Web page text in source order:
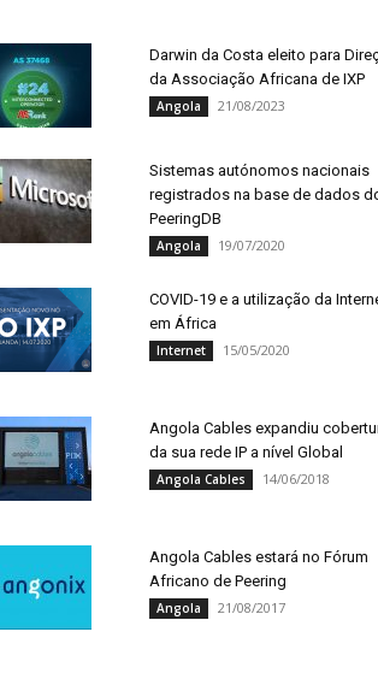
Darwin da Costa eleito para
da Associação Africana de IXP
Angola 21/08/2023
Sistemas autónomos nacionais
registrados na base de dados
PeeringDB
Angola 19/07/2020
COVID-19 e a utilização da
em África
Internet 15/05/2020
Angola Cables expandiu
da sua rede IP a nível Global
Angola Cables 14/06/2018
Angola Cables estará no Fórum
Africano de Peering
Angola 21/08/2017